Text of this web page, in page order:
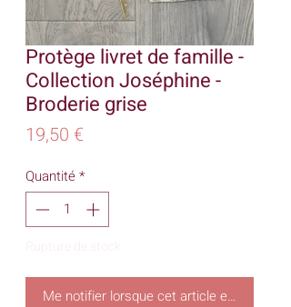
Protège livret de famille -
Collection Joséphine -
Broderie grise
19,50 €
Quantité*
Me notifier lorsque cet article est disponible